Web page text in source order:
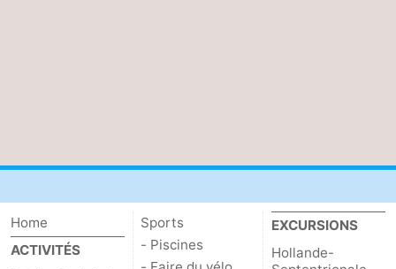
Home
ACTIVITÉS
Sports
- Piscines
EXCURSIONS
Hollande-